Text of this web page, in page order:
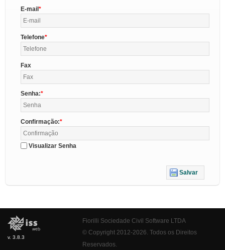
E-mail
Telefone
Fax
Senha:
Confirmação:
Visualizar Senha
Salvar
v. 3.8.3
Fiorilli Sociedade Civil Software LTDA
© Copyright 2012-2026. Todos os Direitos
Reservados.